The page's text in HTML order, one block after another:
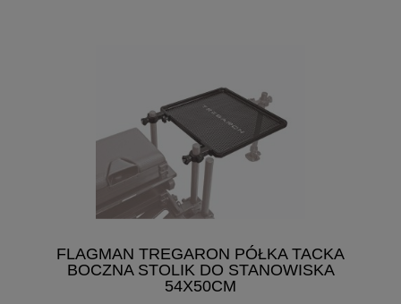
FLAGMAN TREGARON PÓŁKA TACKA
BOCZNA STOLIK DO STANOWISKA
54X50CM